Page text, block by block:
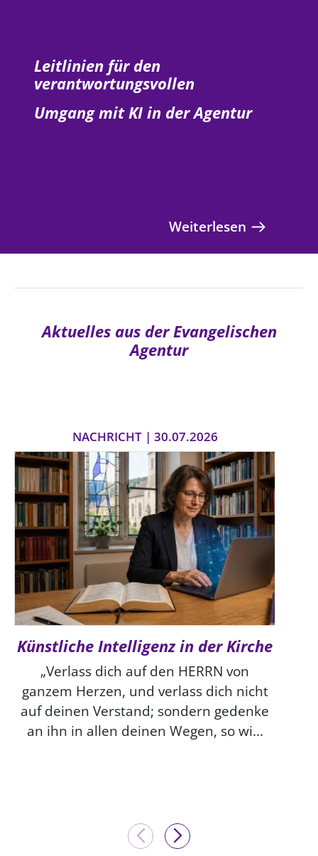
Leitlinien für den
verantwortungsvollen
Umgang mit KI in der Agentur
Weiterlesen
Aktuelles aus der Evangelischen
Agentur
NACHRICHT | 30.07.2026
Künstliche Intelligenz in der Kirche
„Verlass dich auf den HERRN von
ganzem Herzen, und verlass dich nicht
auf deinen Verstand; sondern gedenke
an ihn in allen deinen Wegen, so wi...
Ökumene und Religionen